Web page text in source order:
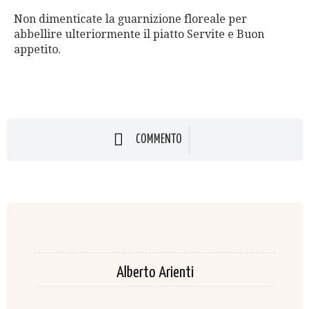
Non dimenticate la guarnizione floreale per
abbellire ulteriormente il piatto Servite e Buon
appetito.
COMMENTO
Alberto Arienti